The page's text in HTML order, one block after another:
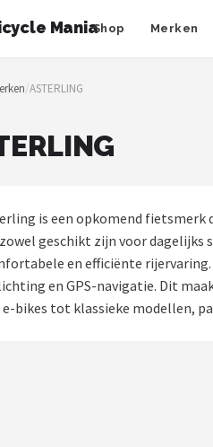
ManiaShop Merken
/ASTERLING
is een opkomend fietsmerk
geschikt zijn voor
en efficiënte
en GPS-navigatie. Dit
e-bikes tot klassieke modellen,